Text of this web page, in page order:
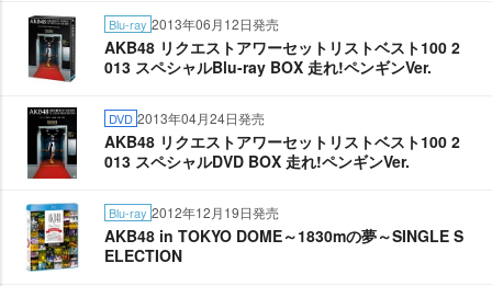
Blu-ray 2013年06月12日発売
AKB48 リクエストアワーセットリストベスト100 2
013 スペシャルBlu-ray BOX 走れ!ペンギンVer.
DVD 2013年04月24日発売
AKB48 リクエストアワーセットリストベスト100 2
013 スペシャルDVD BOX 走れ!ペンギンVer.
Blu-ray 2012年12月19日発売
AKB48 in TOKYO DOME～1830mの夢～SINGLE S
ELECTION